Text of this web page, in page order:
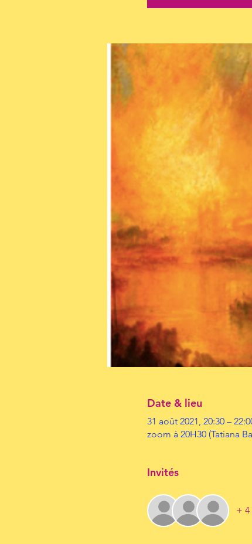
Date & lieu
31 août 2021, 20:30 –
zoom à 20H30 (Tatiana
Invités
+ 4